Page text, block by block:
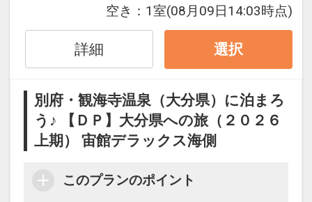
※旅行代金に含まれます。
設定期間：2026年4月1日～2026年11月
30日
17664886
空き： 1室(08月09日14:03時点)
詳細 選択
別府・観海寺温泉（大分県）に泊まろ
う♪ 【ＤＰ】大分県への旅（２０２６
上期） 宙館デラックス海側
このプランのポイント